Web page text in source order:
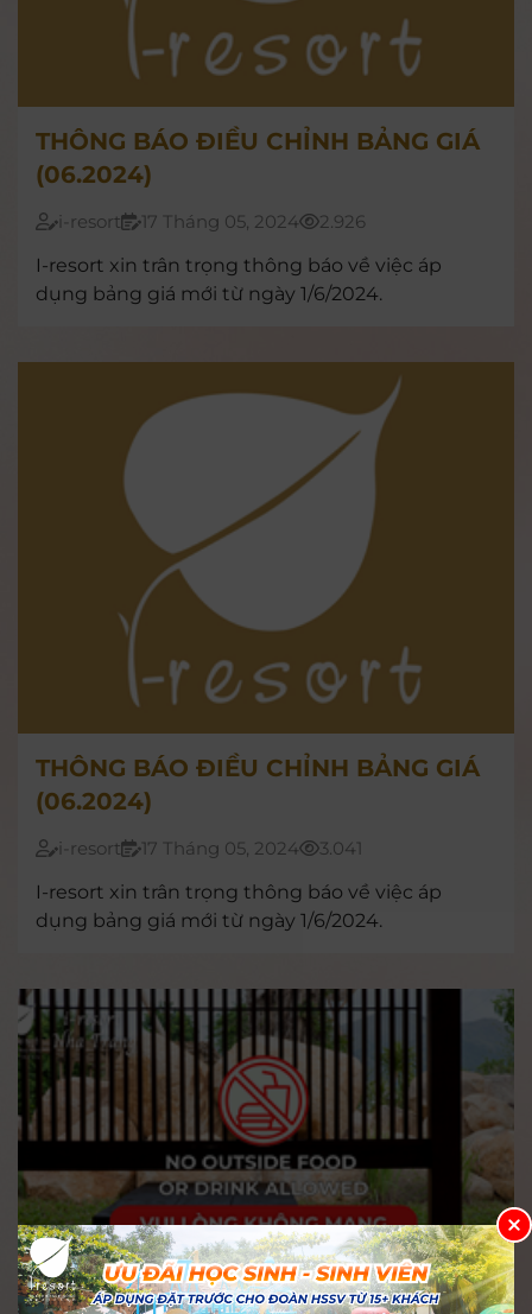
THÔNG BÁO ĐIỀU CHỈNH BẢNG GIÁ
(06.2024)
i-resort 17 Tháng 05, 2024
2.926
I-resort xin trân trọng thông báo về việc áp
dụng bảng giá mới từ ngày 1/6/2024.
THÔNG BÁO ĐIỀU CHỈNH BẢNG GIÁ
(06.2024)
i-resort 17 Tháng 05, 2024
3.041
I-resort xin trân trọng thông báo về việc áp
dụng bảng giá mới từ ngày 1/6/2024.